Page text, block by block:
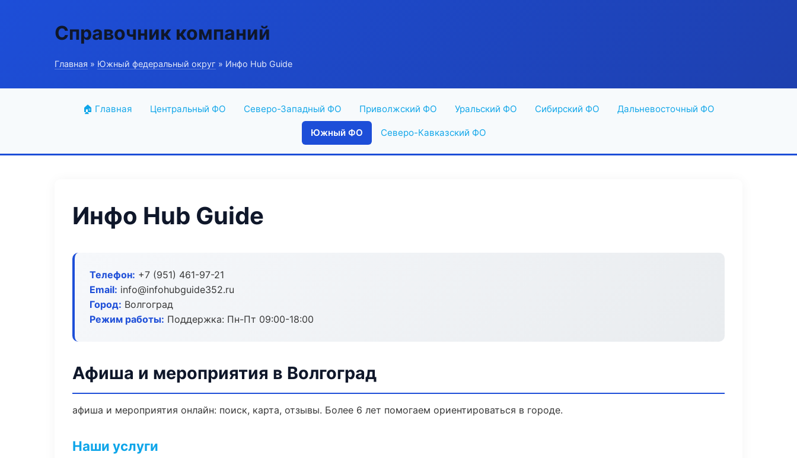
Справочник компаний
Главная » Южный федеральный округ » Инфо Hub Guide
🏠 Главная Центральный ФО Северо-Западный ФО Приволжский ФО Уральский ФО Сибирский ФО Дальневосточный ФО
Южный ФО Северо-Кавказский ФО
Инфо Hub Guide
Телефон: +7 (951) 461-97-21
Email: info@infohubguide352.ru
Город: Волгоград
Режим работы: Поддержка: Пн-Пт 09:00-18:00
Афиша и мероприятия в Волгоград
афиша и мероприятия онлайн: поиск, карта, отзывы. Более 6 лет помогаем ориентироваться в городе.
Наши услуги